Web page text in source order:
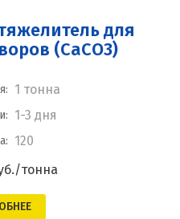
для
(СаСО3)
1 тонна
1-3 дня
120
тонна